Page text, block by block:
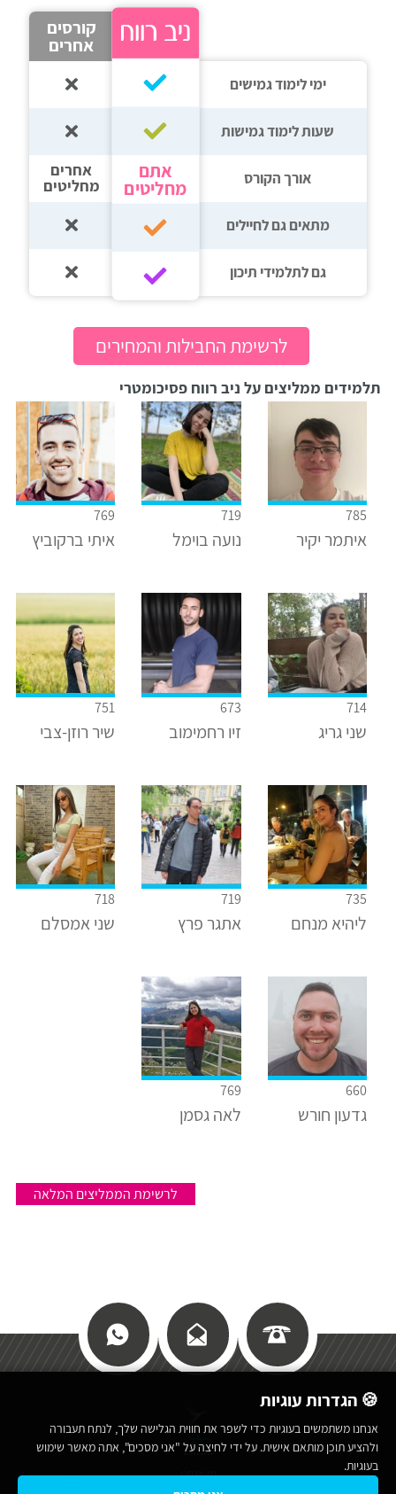
ימי לימוד גמישים
שעות לימוד גמישות
אורך הקורס
מתאים גם לחיילים
גם לתלמידי תיכון‎‏
אתם
מחליטים
קורסים
אחרים
אחרים
מחליטים
לרשימת החבילות והמחירים
תלמידים ממליצים על ניב רווח פסיכומטרי
785
איתמר יקיר
719
נועה בוימל
769
איתי ברקוביץ
714
שני גריג
673
זיו רחמימוב
751
שיר רוזן-צבי
735
ליהיא מנחם
719
אתגר פרץ
718
שני אמסלם
660
גדעון חורש
769
לאה גסמן
לרשימת הממליצים המלאה
כללי
מי אנחנו
🍪 הגדרות עוגיות
אנחנו משתמשים בעוגיות כדי לשפר את חווית הגלישה שלך, לנתח תעבורה
ולהציע תוכן מותאם אישית. על ידי לחיצה על "אני מסכים", אתה מאשר שימוש
בעוגיות.